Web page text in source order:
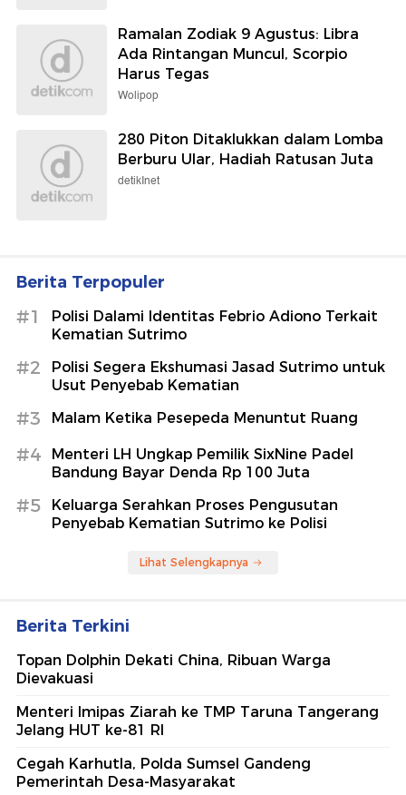
Ramalan Zodiak 9 Agustus: Libra
Ada Rintangan Muncul, Scorpio
Harus Tegas
Wolipop
280 Piton Ditaklukkan dalam Lomba
Berburu Ular, Hadiah Ratusan Juta
detikInet
Berita Terpopuler
#1
Polisi Dalami Identitas Febrio Adiono Terkait
Kematian Sutrimo
#2
Polisi Segera Ekshumasi Jasad Sutrimo untuk
Usut Penyebab Kematian
#3 Malam Ketika Pesepeda Menuntut Ruang
#4
Menteri LH Ungkap Pemilik SixNine Padel
Bandung Bayar Denda Rp 100 Juta
#5
Keluarga Serahkan Proses Pengusutan
Penyebab Kematian Sutrimo ke Polisi
Lihat Selengkapnya
Berita Terkini
Topan Dolphin Dekati China, Ribuan Warga
Dievakuasi
Menteri Imipas Ziarah ke TMP Taruna Tangerang
Jelang HUT ke-81 RI
Cegah Karhutla, Polda Sumsel Gandeng
Pemerintah Desa-Masyarakat